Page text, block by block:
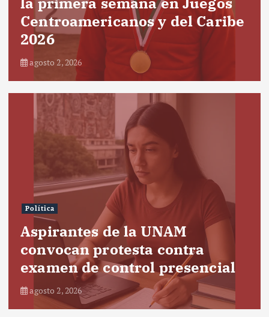
Centroamericanos y del Caribe
2026
agosto 2, 2026
Política
Aspirantes de la UNAM
convocan protesta contra
examen de control presencial
agosto 2, 2026